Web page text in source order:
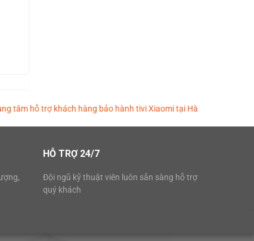
tâm hỗ trợ khách hàng bảo hành tivi Xiaomi tại Hà
HỖ TRỢ 24/7
Đội ngũ kỹ thuật viên luôn sẵn sàng hỗ trợ
quý khách